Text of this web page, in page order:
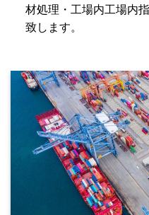
材処理・工場内工場内
致します。